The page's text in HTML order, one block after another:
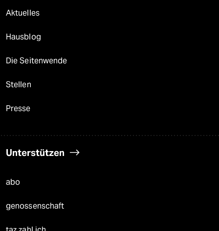
Aktuelles
Hausblog
Die Seitenwende
Stellen
Presse
Unterstützen
abo
genossenschaft